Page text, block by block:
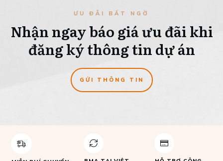
ƯU ĐÃI BẤT NGỜ
Nhận ngay báo giá ưu đãi khi
đăng ký thông tin dự án
GỬI THÔNG TIN